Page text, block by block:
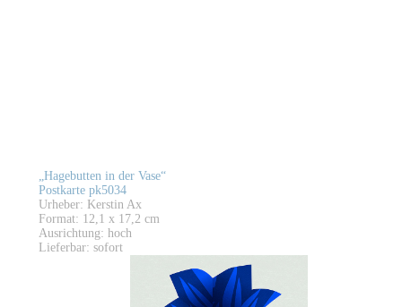
„Hagebutten in der Vase“
Postkarte pk5034
Urheber: Kerstin Ax
Format: 12,1 x 17,2 cm
Ausrichtung: hoch
Lieferbar: sofort